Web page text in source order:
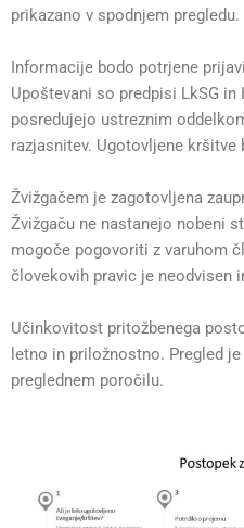
prikazano v spodnjem pregledu.
Informacije bodo potrjene
Upoštevani so predpisi LkSG
posredujejo ustreznim
razjasnitev. Ugotovljene kršitve
Žvižgačem je zagotovljena
Žvižgaču ne nastanejo nobeni
mogoče pogovoriti z varuhom
človekovih pravic je neodvisen
Učinkovitost pritožbenega
letno in priložnostno. Pregled
preglednem poročilu.